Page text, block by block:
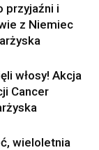
przyjaźni i
z Niemiec
włosy! Akcja
Cancer
wieloletnia